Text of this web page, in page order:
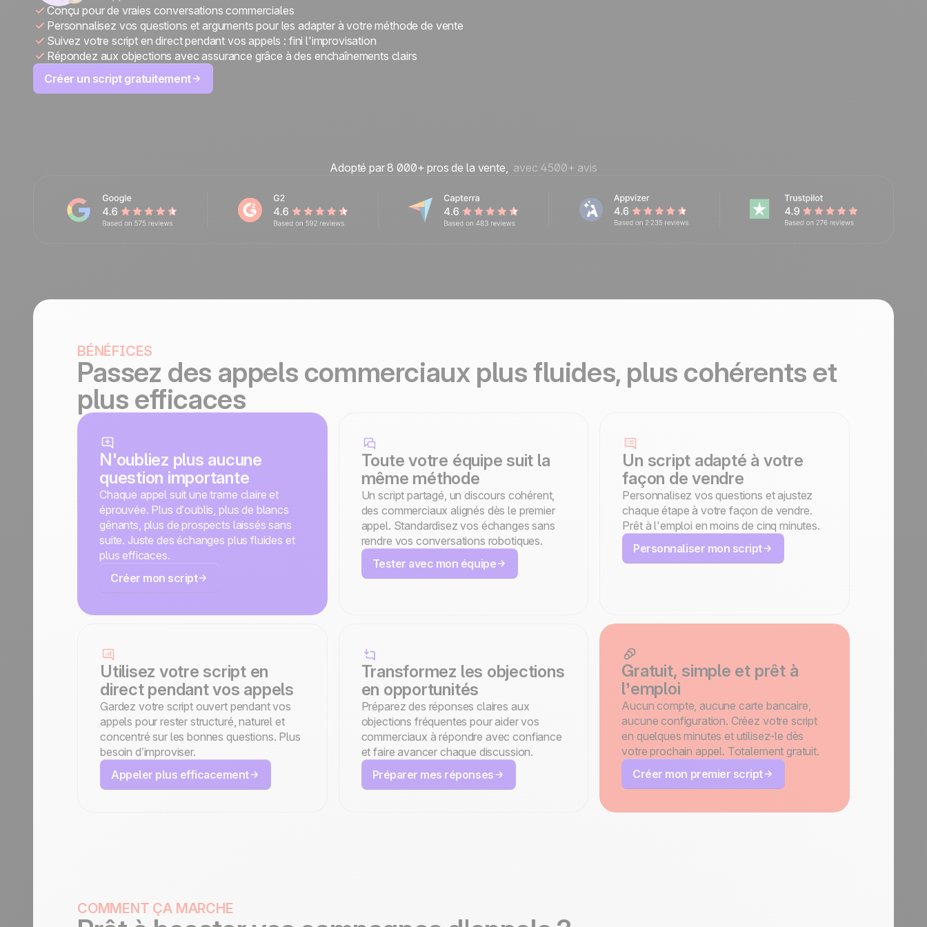
Nous contacter
Devenir partenaire
Conçu pour de vraies conversations commerciales
Personnalisez vos questions et arguments pour les adapter à votre méthode de vente
Suivez votre script en direct pendant vos appels : fini l'improvisation
Répondez aux objections avec assurance grâce à des enchaînements clairs
Créer un script gratuitement
Adopté par 8 000+ pros de la vente, avec 4500+ avis
BÉNÉFICES
Passez des appels commerciaux plus fluides, plus cohérents et
plus efficaces
N'oubliez plus aucune
question importante
Chaque appel suit une trame claire et
éprouvée. Plus d’oublis, plus de blancs
gênants, plus de prospects laissés sans
suite. Juste des échanges plus fluides et
plus efficaces.
Créer mon script
Toute votre équipe suit la
même méthode
Un script partagé, un discours cohérent,
des commerciaux alignés dès le premier
appel. Standardisez vos échanges sans
rendre vos conversations robotiques.
Tester avec mon équipe
Un script adapté à votre
façon de vendre
Personnalisez vos questions et ajustez
chaque étape à votre façon de vendre.
Prêt à l'emploi en moins de cinq minutes.
Personnaliser mon script
Utilisez votre script en
direct pendant vos appels
Gardez votre script ouvert pendant vos
appels pour rester structuré, naturel et
concentré sur les bonnes questions. Plus
besoin d’improviser.
Appeler plus efficacement
Transformez les objections
en opportunités
Préparez des réponses claires aux
objections fréquentes pour aider vos
commerciaux à répondre avec confiance
et faire avancer chaque discussion.
Préparer mes réponses
Gratuit, simple et prêt à
l’emploi
Aucun compte, aucune carte bancaire,
aucune configuration. Créez votre script
en quelques minutes et utilisez-le dès
votre prochain appel. Totalement gratuit.
Créer mon premier script
COMMENT ÇA MARCHE